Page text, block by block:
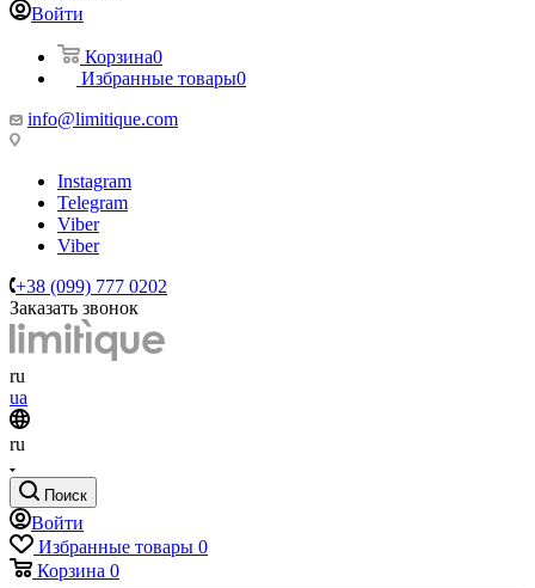
Войти
Корзина0
Избранные товары0
info@limitique.com
Instagram
Telegram
Viber
Viber
+38 (099) 777 0202
Заказать звонок
ru
ua
ru
Поиск
Войти
Избранные товары 0
Корзина 0